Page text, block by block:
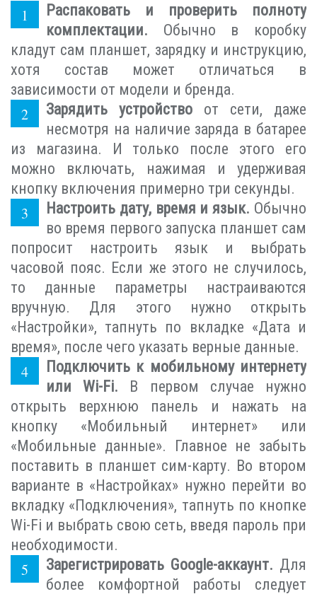
Распаковать и проверить полноту
комплектации. Обычно в коробку
кладут сам планшет, зарядку и инструкцию,
хотя состав может отличаться в
зависимости от модели и бренда.
Зарядить устройство от сети, даже
несмотря на наличие заряда в батарее
из магазина. И только после этого его
можно включать, нажимая и удерживая
кнопку включения примерно три секунды.
Настроить дату, время и язык. Обычно
во время первого запуска планшет сам
попросит настроить язык и выбрать
часовой пояс. Если же этого не случилось,
то данные параметры настраиваются
вручную. Для этого нужно открыть
«Настройки», тапнуть по вкладке «Дата и
время», после чего указать верные данные.
Подключить к мобильному интернету
или Wi-Fi. В первом случае нужно
открыть верхнюю панель и нажать на
кнопку «Мобильный интернет» или
«Мобильные данные». Главное не забыть
поставить в планшет сим-карту. Во втором
варианте в «Настройках» нужно перейти во
вкладку «Подключения», тапнуть по кнопке
Wi-Fi и выбрать свою сеть, введя пароль при
необходимости.
Зарегистрировать Google-аккаунт. Для
более комфортной работы следует